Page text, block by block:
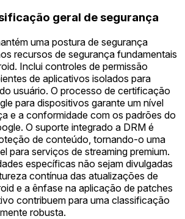
geral de segurança
uma postura de segurança
recursos de segurança fundamentais
Inclui controles de permissão
de aplicativos isolados para
usuário. O processo de certificação
para dispositivos garante um nível
e a conformidade com os padrões do
O suporte integrado a DRM é
de conteúdo, tornando-o uma
para serviços de streaming premium.
específicas não sejam divulgadas
contínua das atualizações de
e a ênfase na aplicação de patches
contribuem para uma classificação
robusta.